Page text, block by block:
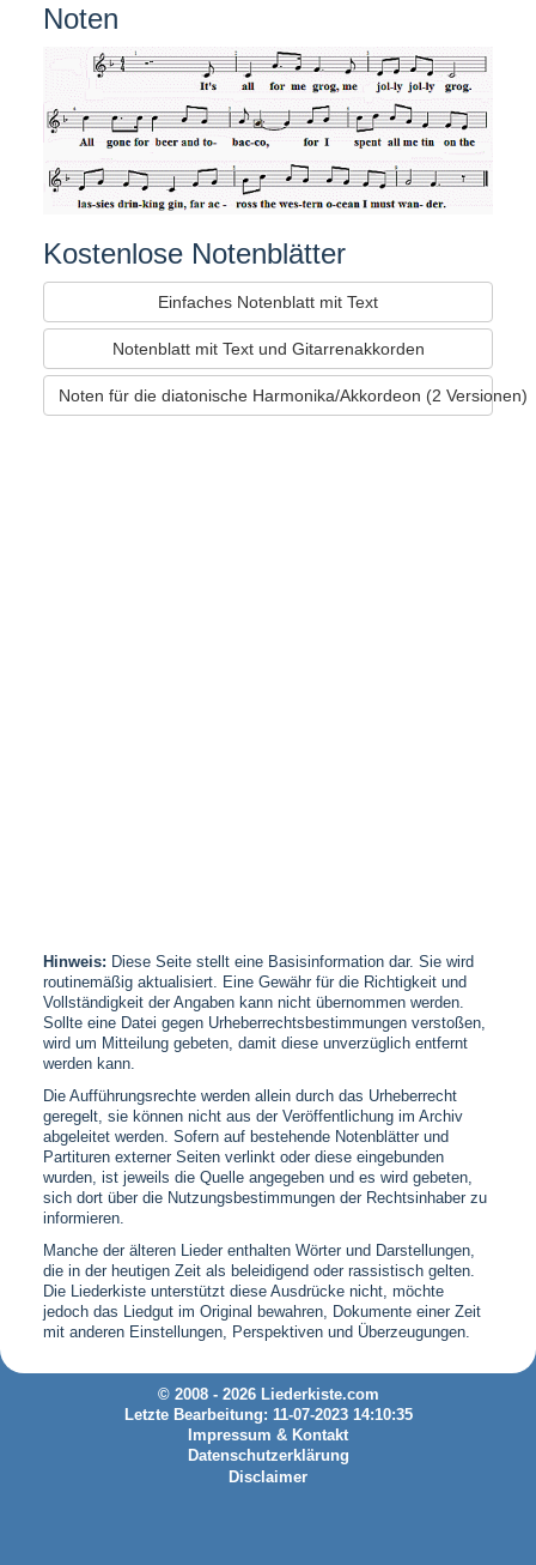
Noten
Kostenlose Notenblätter
Einfaches Notenblatt mit Text
Notenblatt mit Text und Gitarrenakkorden
Noten für die diatonische Harmonika/Akkordeon (2 Versionen)
Hinweis: Diese Seite stellt eine Basisinformation dar. Sie wird
routinemäßig aktualisiert. Eine Gewähr für die Richtigkeit und
Vollständigkeit der Angaben kann nicht übernommen werden.
Sollte eine Datei gegen Urheberrechtsbestimmungen verstoßen,
wird um Mitteilung gebeten, damit diese unverzüglich entfernt
werden kann.
Die Aufführungsrechte werden allein durch das Urheberrecht
geregelt, sie können nicht aus der Veröffentlichung im Archiv
abgeleitet werden. Sofern auf bestehende Notenblätter und
Partituren externer Seiten verlinkt oder diese eingebunden
wurden, ist jeweils die Quelle angegeben und es wird gebeten,
sich dort über die Nutzungsbestimmungen der Rechtsinhaber zu
informieren.
Manche der älteren Lieder enthalten Wörter und Darstellungen,
die in der heutigen Zeit als beleidigend oder rassistisch gelten.
Die Liederkiste unterstützt diese Ausdrücke nicht, möchte
jedoch das Liedgut im Original bewahren, Dokumente einer Zeit
mit anderen Einstellungen, Perspektiven und Überzeugungen.
© 2008 - 2026 Liederkiste.com
Letzte Bearbeitung: 11-07-2023 14:10:35
Impressum & Kontakt
Datenschutzerklärung
Disclaimer